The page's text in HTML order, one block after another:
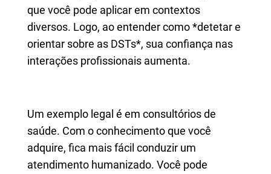
que você pode aplicar em contextos
diversos. Logo, ao entender como *detetar e
orientar sobre as DSTs*, sua confiança nas
interações profissionais aumenta.
Um exemplo legal é em consultórios de
saúde. Com o conhecimento que você
adquire, fica mais fácil conduzir um
atendimento humanizado. Você pode